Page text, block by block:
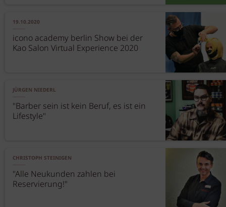
19.10.2020
icono academy berlin Show bei der
Kao Salon Virtual Experience 2020
JÜRGEN NIEDERL
"Barber sein ist kein Beruf, es ist ein
Lifestyle"
CHRISTOPH STEINIGEN
"Alle Neukunden zahlen bei
Reservierung!"